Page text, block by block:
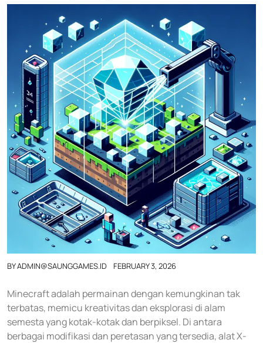
BYADMIN@SAUNGGAMES.ID FEBRUARY 3, 2026
Minecraft adalah permainan dengan kemungkinan tak
terbatas, memicu kreativitas dan eksplorasi di alam
semesta yang kotak-kotak dan berpiksel. Di antara
berbagai modifikasi dan peretasan yang tersedia, alat X-